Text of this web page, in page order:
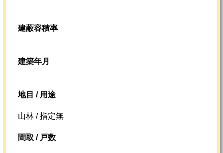
建蔽容積率
建築年月
地目 / 用途
山林 / 指定無
間取 / 戸数